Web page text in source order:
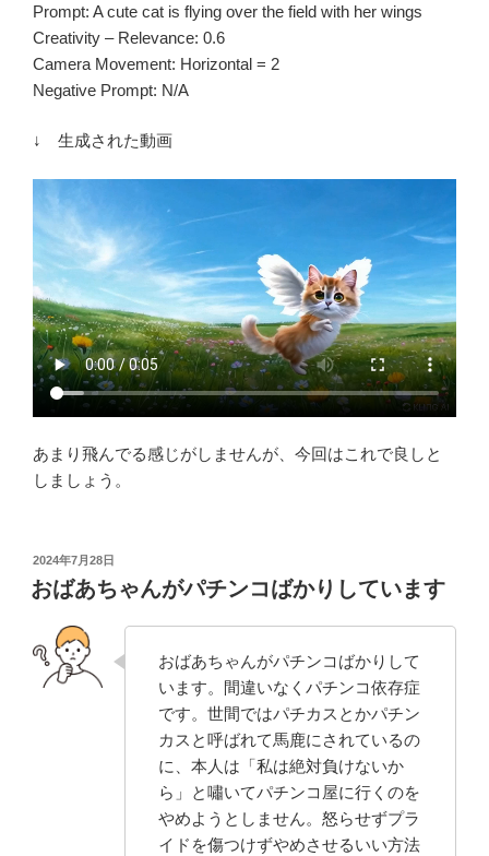
Prompt: A cute cat is flying over the field with her wings
Creativity – Relevance: 0.6
Camera Movement: Horizontal = 2
Negative Prompt: N/A
↓ 生成された動画
あまり飛んでる感じがしませんが、今回はこれで良しと
しましょう。
投
稿
日:
2024年7月28日
おばあちゃんがパチンコばかりしています
おばあちゃんがパチンコばかりして
います。間違いなくパチンコ依存症
です。世間ではパチカスとかパチン
カスと呼ばれて馬鹿にされているの
に、本人は「私は絶対負けないか
ら」と嘯いてパチンコ屋に行くのを
やめようとしません。怒らせずプラ
イドを傷つけずやめさせるいい方法